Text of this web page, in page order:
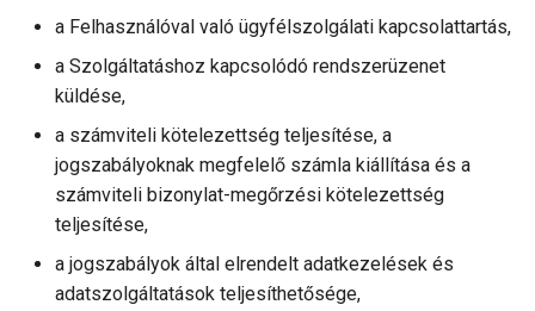
a Felhasználóval való ügyfélszolgálati kapcsolattartás,
a Szolgáltatáshoz kapcsolódó rendszerüzenet
küldése,
a számviteli kötelezettség teljesítése, a
jogszabályoknak megfelelő számla kiállítása és a
számviteli bizonylat-megőrzési kötelezettség
teljesítése,
a jogszabályok által elrendelt adatkezelések és
adatszolgáltatások teljesíthetősége,